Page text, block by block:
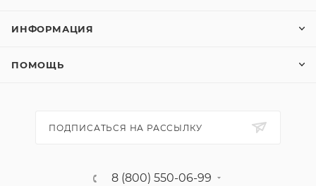
ИНФОРМАЦИЯ
ПОМОЩЬ
ПОДПИСАТЬСЯ НА РАССЫЛКУ
8 (800) 550-06-99